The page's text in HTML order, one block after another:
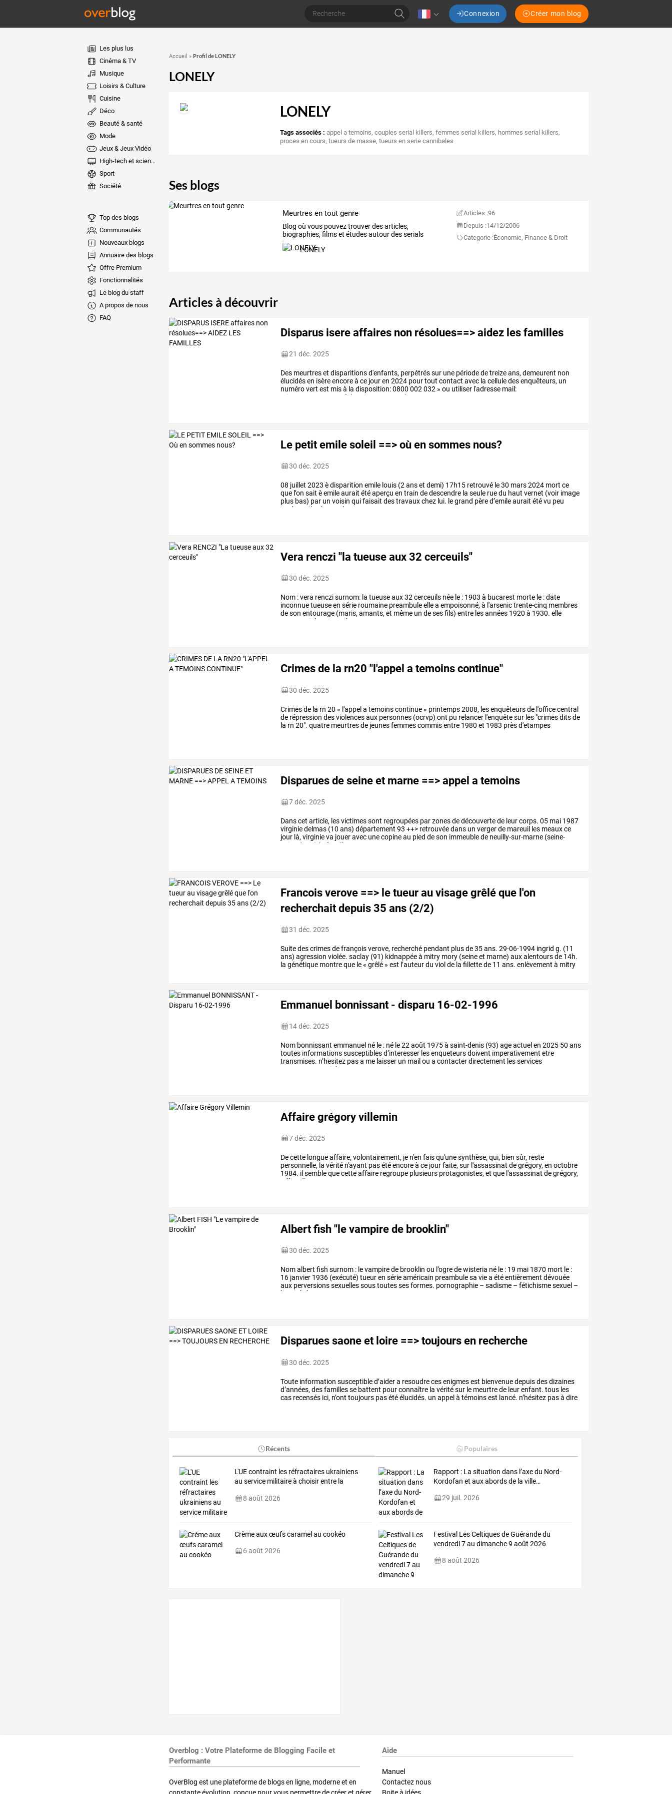
Connexion Créer mon blog
Les plus lus
Cinéma & TV
Musique
Loisirs & Culture
Cuisine
Déco
Beauté & santé
Mode
Jeux & Jeux Vidéo
High-tech et sciences
Sport
Société
Top des blogs
Communautés
Nouveaux blogs
Annuaire des blogs
Offre Premium
Fonctionnalités
Le blog du staff
A propos de nous
FAQ
Accueil » Profil de LONELY
LONELY
LONELY
Tags associés : appel a temoins,couples serial killers,femmes serial killers, hommes serial killers,
proces en cours,tueurs de masse,tueurs en serie cannibales
Ses blogs
Meurtres en tout genre
Blog où vous pouvez trouver des articles,
biographies, films et études autour des serials
killers
LONELY
Articles :96
Depuis :14/12/2006
Categorie :Économie, Finance & Droit
Articles à découvrir
Disparus isere affaires non résolues==> aidez les familles
21 déc. 2025
Des meurtreset disparitionsd'enfants, perpétréssur une périodedetreizeans, demeurent non
élucidésen isèreencoreà ce jouren 2024 pourtout contact avec la celluledesenquêteurs, un
numérovert est misà la disposition:0800 002 032 » ou utiliser l'adresse mail:
mineurs38@orange.fr le des
Le petit emile soleil ==> où en sommes nous?
30 déc. 2025
08 juillet 2023 èdisparition emile louis (2 anset demi) 17h15 retrouvé le30 mars2024 mort ce
que l’on sait èemileaurait étéaperçu en train dedescendre la seule ruedu haut vernet (voir image
plus bas) par un voisin quifaisait destravauxchez lui. legrand pèred’emileaurait étévu peu
après
emile, descendre
Vera renczi "la tueuse aux 32 cerceuils"
30 déc. 2025
Nom :vera renczisurnom: la tueuseaux32 cerceuils née le : 1903 à bucarest morte le :date
inconnuetueuseen série roumaine preambuleellea empoisonné, à l'arsenictrente-cinq membres
deson entourage (maris, amants, et même un desesfils) entre lesannées 1920 à 1930. elle
conservait
les de
Crimes de la rn20 "l'appel a temoins continue"
30 déc. 2025
Crimesde la rn 20 « l'appel a temoinscontinue » printemps2008, lesenquêteursde l'officecentral
de répression desviolencesaux personnes (ocrvp) ont pu relancer l'enquêtesur les "crimesditsde
la rn 20". quatre meurtresde jeunesfemmescommisentre 1980 et 1983 prèsd'etampes
Disparues de seine et marne ==> appel a temoins
7 déc. 2025
Danscet article, lesvictimessont regroupées parzonesdedécouvertede leurcorps. 05 mai 1987
virginiedelmas (10 ans) département 93 ++> retrouvéedans un vergerde mareuil les meauxce
jour là,virginieva joueravec unecopineau pied deson immeublede neuilly-sur-marne (seine-
saint-denis).la
famille
Francois verove ==> le tueur au visage grêlé que l'on
recherchait depuis 35 ans (2/2)
31 déc. 2025
Suitedescrimesdefrançoisverove, recherché pendant plusde35ans. 29-06-1994 ingrid g. (11
ans) agression violée. saclay (91) kidnappéeà mitry mory (seineet marne) auxalentoursde 14h.
la génétique montreque le« grêlé » est l’auteurdu viol de la fillettede 11 ans. enlèvement à mitry
Emmanuel bonnissant - disparu 16-02-1996
14 déc. 2025
Nom bonnissant emmanuel né le : né le22 août 1975à saint-denis (93) ageactuel en 2025 50 ans
toutes informationssusceptiblesd’interesser lesenqueteursdoivent imperativement etre
transmises. n’hesitez pasa me laisser un mail ou a contacterdirectement lesservices
concernes.merci de cooperation
Affaire grégory villemin
7 déc. 2025
Decette longueaffaire, volontairement, je n'en faisqu'unesynthèse, qui, bien sûr, reste
personnelle, la vérité n'ayant pasétéencoreà ce jourfaite, sur l'assassinat degrégory, en octobre
1984. il semblequecetteaffaire regroupe plusieurs protagonistes, et que l'assassinat degrégory,
relève
d'une
Albert fish "le vampire de brooklin"
30 déc. 2025
Nomalbert fish surnom : levampirede brooklin ou l’ogredewisteria né le : 19 mai 1870 mort le :
16 janvier 1936 (exécuté) tueuren sérieaméricain preambulesa viea étéentièrement dévouée
aux perversionssexuellessoustoutessesformes. pornographie – sadisme – fétichismesexuel –
bestialité
Disparues saone et loire ==> toujours en recherche
30 déc. 2025
Toute information susceptibled’aidera resoudrecesenigmesest bienvenuedepuisdesdizaines
d’années, desfamillesse battent pourconnaître la véritésur le meurtrede leurenfant. tous les
cas recensés ici, n’ont toujours pasétéélucidés. un appelà témoinsest lancé. n’hésitez pasà dire
Récents Populaires
L'UEcontraint lesréfractairesukrainiens
au servicemilitaireà choisirentrela
8 août 2026
Rapport : La situation dans l’axedu Nord-
Kordofan et auxabordsde la ville…
29 juil. 2026
Crème aux œufs caramel au cookéo
6 août 2026
Festival Les Celtiques de Guérande du
vendredi 7 au dimanche 9 août 2026
8 août 2026
Overblog : Votre Plateforme de Blogging Facile et
Performante
OverBlog est une plateforme de blogs en ligne, moderne et en
Aide
Manuel
Contactez nous